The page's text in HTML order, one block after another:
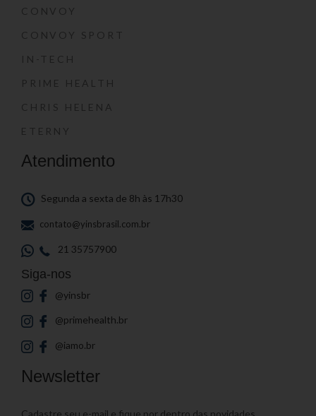
CONVOY
CONVOY SPORT
IN-TECH
PRIME HEALTH
CHRIS HELENA
ETERNY
Atendimento
Segunda a sexta de 8h às 17h30
contato@yinsbrasil.com.br
21 35757900
Siga-nos
@yinsbr
@primehealth.br
@iamo.br
Newsletter
Cadastre seu e-mail e fique por dentro das novidades